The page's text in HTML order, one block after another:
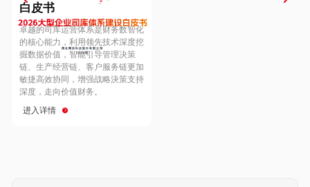
Hungary
Hong Kong
白皮书
卓越的司库运营体系是财务数智化
的核心能力，利用领先技术深度挖
掘数据价值，智能引导管理决策
链、生产经营链、客户服务链更加
敏捷高效协同，增强战略決策支持
深度，走向价值财务。
进入详情